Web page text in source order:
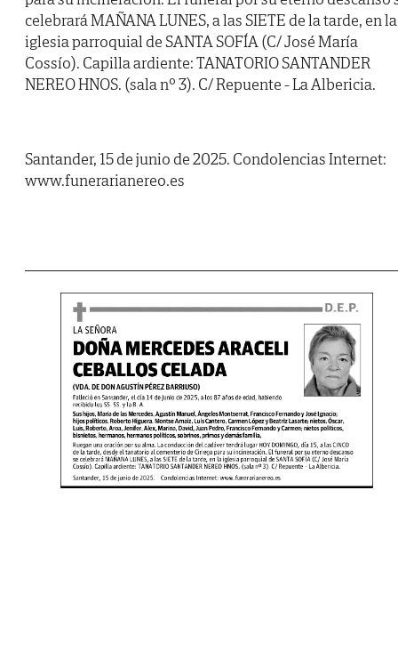
celebrará MAÑANA LUNES, a las SIETE de la tarde, en la
iglesia parroquial de SANTA SOFÍA (C/ José María
Cossío). Capilla ardiente: TANATORIO SANTANDER
NEREO HNOS. (sala nº 3). C/ Repuente - La Albericia.
Santander, 15 de junio de 2025. Condolencias Internet:
www.funerarianereo.es